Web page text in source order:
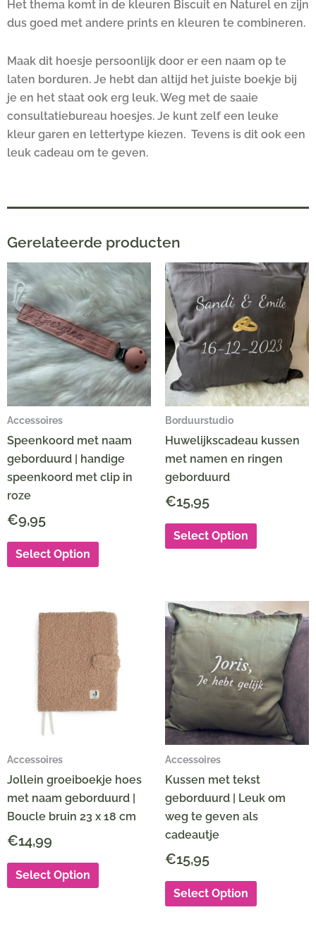
Het thema komt in de kleuren Biscuit en Naturel en zijn
dus goed met andere prints en kleuren te combineren.
Maak dit hoesje persoonlijk door er een naam op te
laten borduren. Je hebt dan altijd het juiste boekje bij
je en het staat ook erg leuk. Weg met de saaie
consultatiebureau hoesjes. Je kunt zelf een leuke
kleur garen en lettertype kiezen. Tevens is dit ook een
leuk cadeau om te geven.
Gerelateerde producten
Accessoires
Speenkoord met naam
geborduurd | handige
speenkoord met clip in
roze
€9,95
Select Option
Borduurstudio
Huwelijkscadeau kussen
met namen en ringen
geborduurd
€15,95
Select Option
Accessoires
Jollein groeiboekje hoes
met naam geborduurd |
Boucle bruin 23 x 18 cm
€14,99
Select Option
Accessoires
Kussen met tekst
geborduurd | Leuk om
weg te geven als
cadeautje
€15,95
Select Option